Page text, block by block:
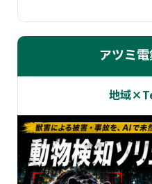
アツミ
地域